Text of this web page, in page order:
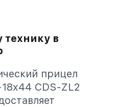
в
прицел
CDS-ZL2